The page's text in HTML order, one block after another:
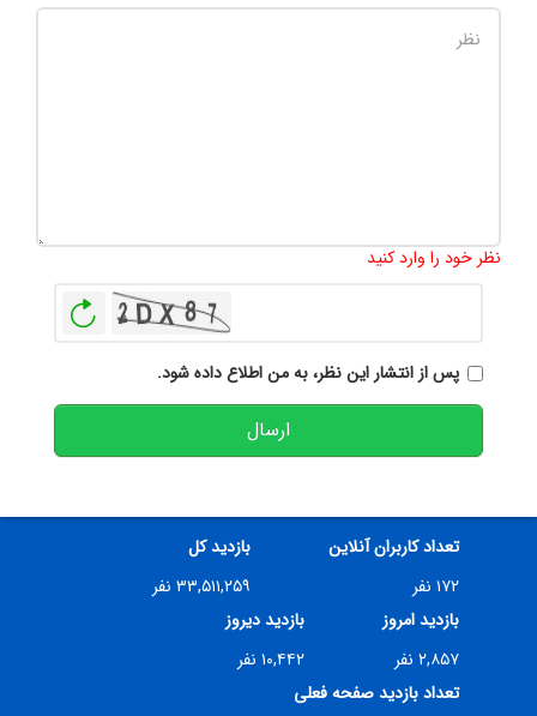
نظر خود را وارد کنید
پس از انتشار این نظر، به من اطلاع داده شود.
ارسال
تعداد کاربران آنلاین
۱۷۲ نفر
بازدید کل
۳۳,۵۱۱,۲۵۹ نفر
بازدید امروز
۲,۸۵۷ نفر
بازدید دیروز
۱۰,۴۴۲ نفر
تعداد بازدید صفحه فعلی